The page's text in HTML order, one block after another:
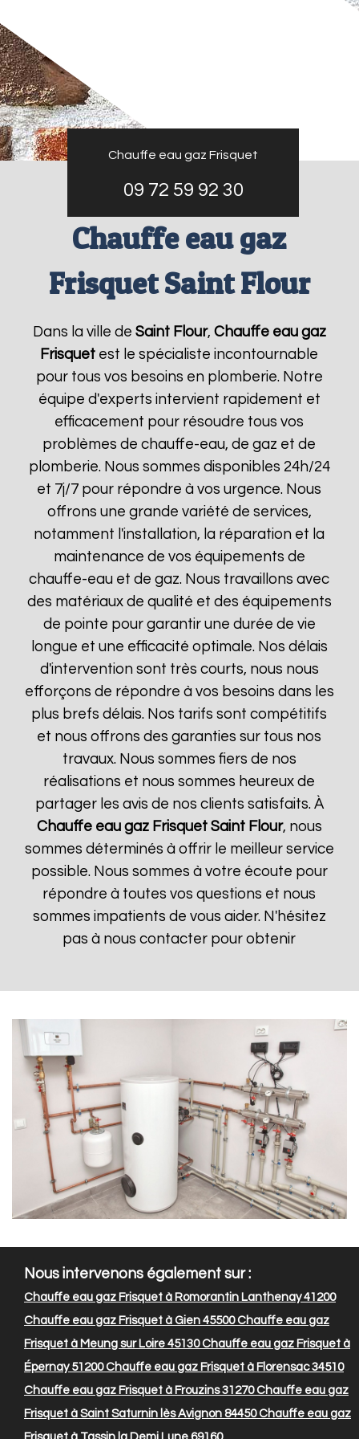
Chauffe eau gaz Frisquet
09 72 59 92 30
Chauffe eau gaz
Frisquet Saint Flour
Dans la ville de Saint Flour, Chauffe eau gaz
Frisquet est le spécialiste incontournable
pour tous vos besoins en plomberie. Notre
équipe d'experts intervient rapidement et
efficacement pour résoudre tous vos
problèmes de chauffe-eau, de gaz et de
plomberie. Nous sommes disponibles 24h/24
et 7j/7 pour répondre à vos urgence. Nous
offrons une grande variété de services,
notamment l'installation, la réparation et la
maintenance de vos équipements de
chauffe-eau et de gaz. Nous travaillons avec
des matériaux de qualité et des équipements
de pointe pour garantir une durée de vie
longue et une efficacité optimale. Nos délais
d'intervention sont très courts, nous nous
efforçons de répondre à vos besoins dans les
plus brefs délais. Nos tarifs sont compétitifs
et nous offrons des garanties sur tous nos
travaux. Nous sommes fiers de nos
réalisations et nous sommes heureux de
partager les avis de nos clients satisfaits. À
Chauffe eau gaz Frisquet Saint Flour, nous
sommes déterminés à offrir le meilleur service
possible. Nous sommes à votre écoute pour
répondre à toutes vos questions et nous
sommes impatients de vous aider. N'hésitez
pas à nous contacter pour obtenir
Nous intervenons également sur :
Chauffe eau gaz Frisquet à Romorantin Lanthenay 41200
Chauffe eau gaz Frisquet à Gien 45500Chauffe eau gaz
Frisquet à Meung sur Loire 45130Chauffe eau gaz Frisquet à
Épernay 51200Chauffe eau gaz Frisquet à Florensac 34510
Chauffe eau gaz Frisquet à Frouzins 31270Chauffe eau gaz
Frisquet à Saint Saturnin lès Avignon 84450Chauffe eau gaz